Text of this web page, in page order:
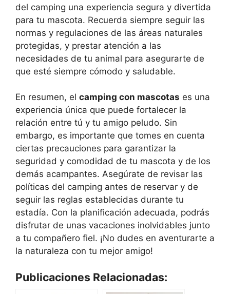
del camping una experiencia segura y divertida
para tu mascota. Recuerda siempre seguir las
normas y regulaciones de las áreas naturales
protegidas, y prestar atención a las
necesidades de tu animal para asegurarte de
que esté siempre cómodo y saludable.
En resumen, el camping con mascotas es una
experiencia única que puede fortalecer la
relación entre tú y tu amigo peludo. Sin
embargo, es importante que tomes en cuenta
ciertas precauciones para garantizar la
seguridad y comodidad de tu mascota y de los
demás acampantes. Asegúrate de revisar las
políticas del camping antes de reservar y de
seguir las reglas establecidas durante tu
estadía. Con la planificación adecuada, podrás
disfrutar de unas vacaciones inolvidables junto
a tu compañero fiel. ¡No dudes en aventurarte a
la naturaleza con tu mejor amigo!
Publicaciones Relacionadas: